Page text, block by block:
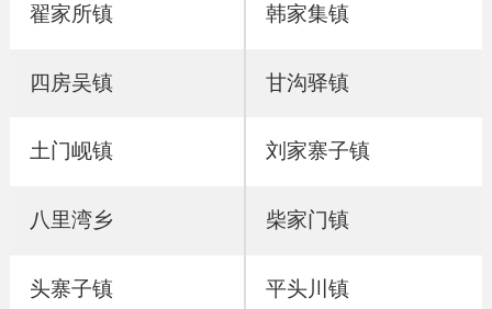
翟家所镇 韩家集镇
四房吴镇 甘沟驿镇
土门岘镇 刘家寨子镇
八里湾乡 柴家门镇
头寨子镇 平头川镇